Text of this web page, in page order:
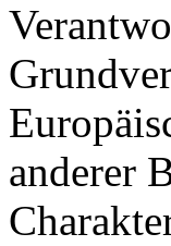
anderer